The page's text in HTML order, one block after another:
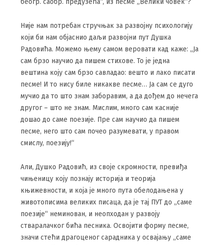
беогр. саобр. предузећа“, из песме „Велики човек“?
Није нам потребан стручњак за развојну психологију
који би нам објаснио даљи развојни пут Душка
Радовића. Можемо њему самом веровати кад каже: „Ја
сам брзо научио да пишем стихове. То је једна
вештина коју сам брзо савладао: вешто и лако писати
песме! И то нису биле никакве песме… Ја сам се дуго
мучио да то што знам заборавим, а да дођем до нечега
другог – што не знам. Мислим, много сам касније
дошао до саме поезије. Пре сам научио да пишем
песме, него што сам почео разумевати, у правом
смислу, поезију!“
Али, Душко Радовић, из своје скромности, превиђа
чињеницу коју познају историја и теорија
књижевности, и која је много пута обелодањена у
животописима великих писаца, да је тај ПУТ до „саме
поезије“ неминован, и неопходан у развоју
стваралачког бића песника. Освојити форму песме,
значи стећи драгоценог сарадника у освајању „саме